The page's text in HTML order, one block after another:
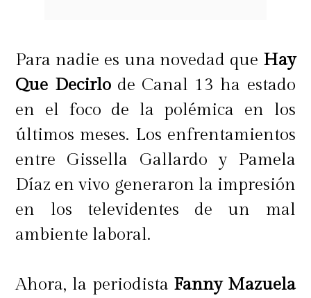
Para nadie es una novedad que Hay
Que Decirlode Canal 13 ha estado
en el foco de la polémica en los
últimos meses. Los enfrentamientos
entre Gissella Gallardo y Pamela
Díaz en vivo generaron la impresión
en los televidentes de un mal
ambiente laboral.
Ahora, la periodista Fanny Mazuela